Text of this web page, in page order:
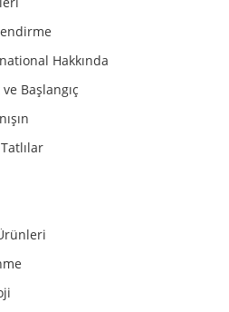
Hakkında
Başlangıç